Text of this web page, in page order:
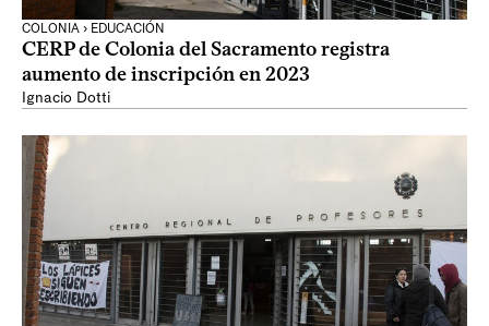
COLONIA › EDUCACIÓN
CERP de Colonia del Sacramento registra
aumento de inscripción en 2023
Ignacio Dotti